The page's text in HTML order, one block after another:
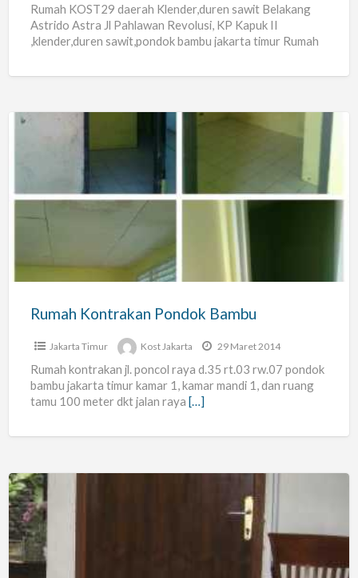
Rumah KOST29 daerah Klender,duren sawit Belakang
Astrido Astra Jl Pahlawan Revolusi, KP Kapuk II
,klender,duren sawit,pondok bambu jakarta timur Rumah
Pondok
Bambu
Rumah Kontrakan Pondok Bambu
Jakarta Timur Kost Jakarta 29 Maret 2014
Rumah kontrakan jl. poncol raya d.35 rt.03 rw.07 pondok
bambu jakarta timur kamar 1, kamar mandi 1, dan ruang
tamu 100 meter dkt jalan raya […]
Indekost
Pondok
Bambu